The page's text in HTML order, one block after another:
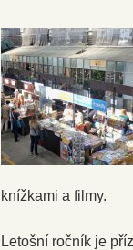
knížkami a filmy.
Letošní ročník je